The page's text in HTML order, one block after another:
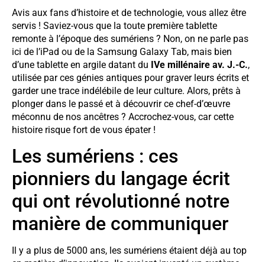
Avis aux fans d’histoire et de technologie, vous allez être
servis ! Saviez-vous que la toute première tablette
remonte à l’époque des sumériens ? Non, on ne parle pas
ici de l’iPad ou de la Samsung Galaxy Tab, mais bien
d’une tablette en argile datant du IVe millénaire av. J.-C.,
utilisée par ces génies antiques pour graver leurs écrits et
garder une trace indélébile de leur culture. Alors, prêts à
plonger dans le passé et à découvrir ce chef-d’œuvre
méconnu de nos ancêtres ? Accrochez-vous, car cette
histoire risque fort de vous épater !
Les sumériens : ces
pionniers du langage écrit
qui ont révolutionné notre
manière de communiquer
Il y a plus de 5000 ans, les sumériens étaient déjà au top